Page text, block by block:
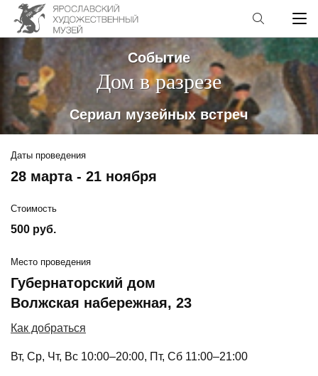
Событие
Дом в разрезе
Сериал музейных встреч
Даты проведения
28 марта - 21 ноября
Стоимость
500 руб.
Место проведения
Губернаторский дом
Волжская набережная, 23
Как добраться
Вт, Ср, Чт, Вс 10:00–20:00, Пт, Сб 11:00–21:00